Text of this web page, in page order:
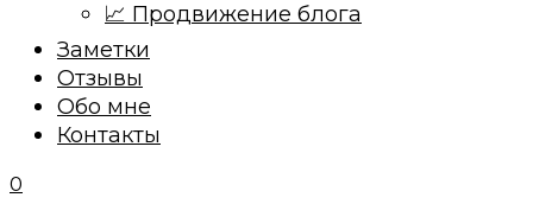
📈 Продвижение блога
Заметки
Отзывы
Обо мне
Контакты
0